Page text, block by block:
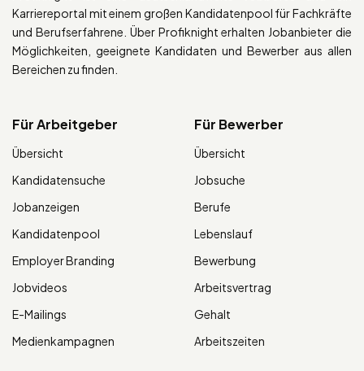
Karriereportal mit einem großen Kandidatenpool für Fachkräfte
und Berufserfahrene. Über Profiknight erhalten Jobanbieter die
Möglichkeiten, geeignete Kandidaten und Bewerber aus allen
Bereichen zu finden.
Für Arbeitgeber
Übersicht
Kandidatensuche
Jobanzeigen
Kandidatenpool
Employer Branding
Jobvideos
E-Mailings
Medienkampagnen
Für Bewerber
Übersicht
Jobsuche
Berufe
Lebenslauf
Bewerbung
Arbeitsvertrag
Gehalt
Arbeitszeiten